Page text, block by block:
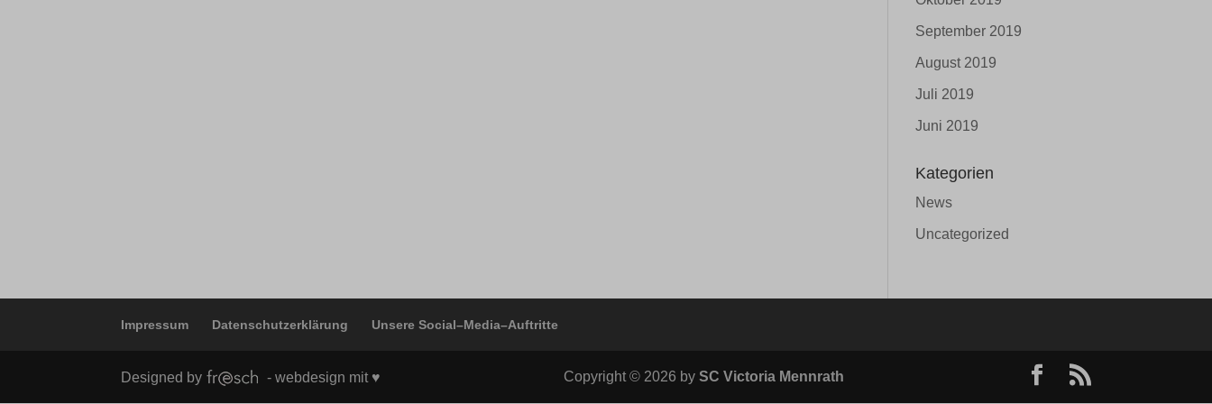
September 2019
August 2019
Juli 2019
Juni 2019
Kategorien
News
Uncategorized
Impressum Datenschutzerklärung Unsere Social–Media–Auftritte
Designed by - webdesign mit ♥ Copyright © 2026 by SC Victoria Mennrath